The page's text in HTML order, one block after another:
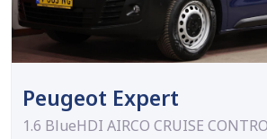
Peugeot Expert
1.6 BlueHDI AIRCO CRUISE